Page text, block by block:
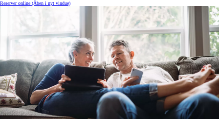
Reserver online (Åben i nyt vindue)